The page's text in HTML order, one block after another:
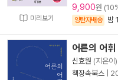
미리보기
9,900원
양탄자배송 밤
어른의 어휘
신효원 (지은이)
책장속북스